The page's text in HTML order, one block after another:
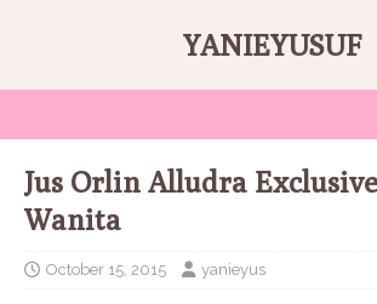
YANIEYUSUF
Jus Orlin Alludra
Wanita
October 15, 2015 yanieyus